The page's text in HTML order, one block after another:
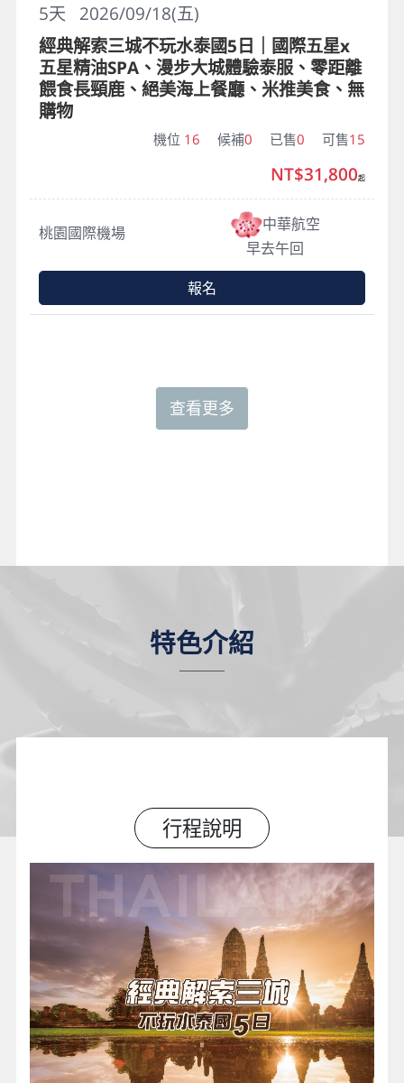
特色介紹
行程說明
2026/09/18(五)
5天
經典解索三城不玩水泰國5日｜國際五星x
五星精油SPA、漫步大城體驗泰服、零距離
餵食長頸鹿、絕美海上餐廳、米推美食、無
購物
機位 16 候補0 已售0 可售15
桃園國際機場
中華航空
早去午回
NT$31,800起
報名
查看更多